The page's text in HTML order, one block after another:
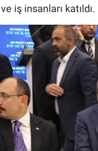
iş insanları katıldı.